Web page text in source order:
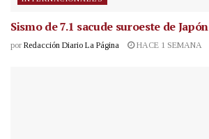
Sismo de 7.1 sacude suroeste de Japón
por Redacción Diario La Página HACE 1 SEMANA